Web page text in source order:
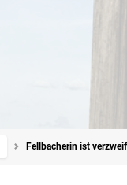
Fellbacherin ist